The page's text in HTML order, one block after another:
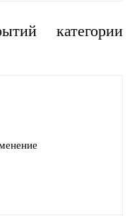
категории